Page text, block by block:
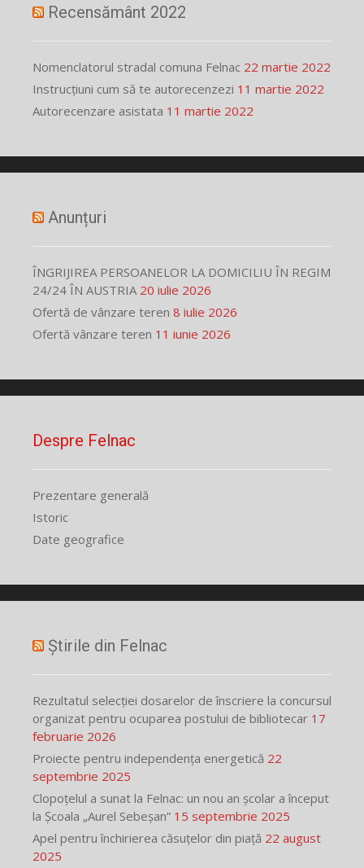
Recensământ 2022
Nomenclatorul stradal comuna Felnac 22 martie 2022
Instrucțiuni cum să te autorecenzezi 11 martie 2022
Autorecenzare asistata 11 martie 2022
Anunțuri
ÎNGRIJIREA PERSOANELOR LA DOMICILIU ÎN REGIM
24/24 ÎN AUSTRIA 20 iulie 2026
Ofertă de vânzare teren 8 iulie 2026
Ofertă vânzare teren 11 iunie 2026
Despre Felnac
Prezentare generală
Istoric
Date geografice
Știrile din Felnac
Rezultatul selecției dosarelor de înscriere la concursul
organizat pentru ocuparea postului de bibliotecar 17
februarie 2026
Proiecte pentru independența energetică 22
septembrie 2025
Clopoțelul a sunat la Felnac: un nou an școlar a început
la Școala „Aurel Sebeșan” 15 septembrie 2025
Apel pentru închirierea căsuțelor din piață 22 august
2025